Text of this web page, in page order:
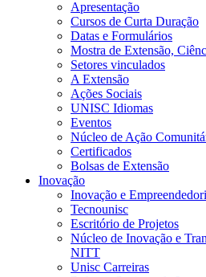
Apresentação
Cursos de Curta Duração
Datas e Formulários
Mostra de Extensão,
Setores vinculados
A Extensão
Ações Sociais
UNISC Idiomas
Eventos
Núcleo de Ação
Certificados
Bolsas de Extensão
Inovação
Inovação e
Tecnounisc
Escritório de Projetos
Núcleo de Inovação e
NITT
Unisc Carreiras